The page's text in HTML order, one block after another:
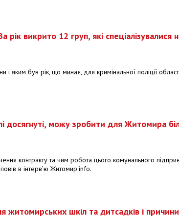
викрито 12 груп, які спеціалізувалися
і яким був рік, що минає, для кримінальної поліції
досягнуті, можу зробити для Житомира
контракту та чим робота цього комунального
в інтерв’ю Житомир.info.
шкіл та дитсадків і причини